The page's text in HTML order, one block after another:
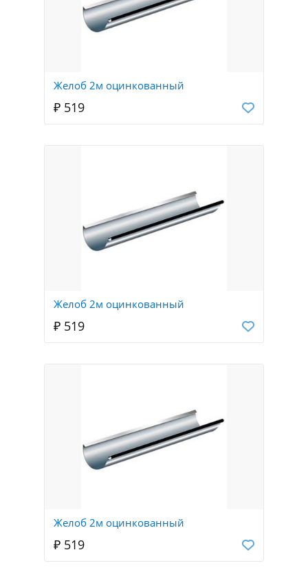
Желоб 2м оцинкованный
₽ 519
Желоб 2м оцинкованный
₽ 519
Желоб 2м оцинкованный
₽ 519